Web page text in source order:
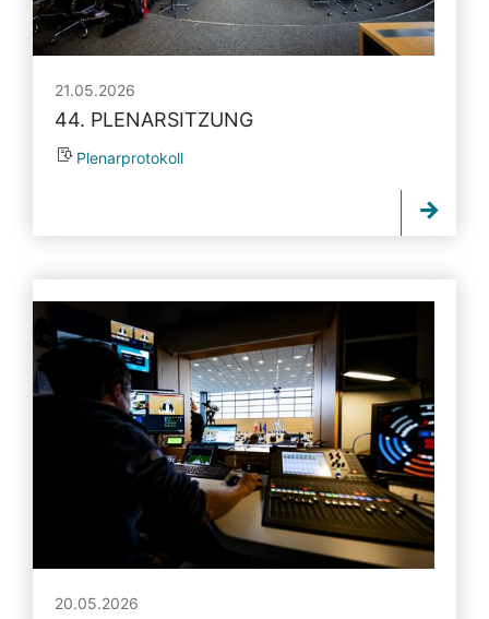
21.05.2026
44. PLENARSITZUNG
Plenarprotokoll
20.05.2026